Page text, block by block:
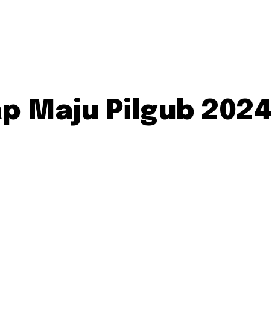
Maju Pilgub 2024